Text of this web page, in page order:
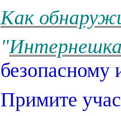
Как
"
безопасному
Примите